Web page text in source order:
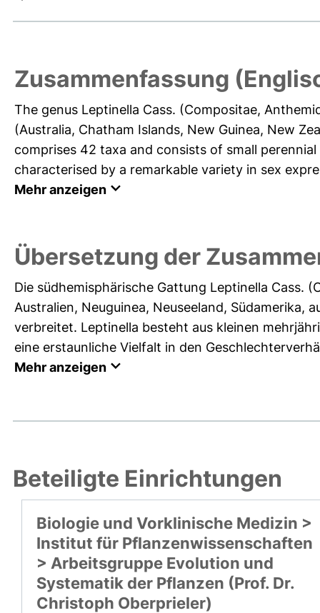
Zusammenfassung
The genus Leptinella Cass. (Compositae,
(Australia, Chatham Islands, New Guinea, New
comprises 42 taxa and consists of small
characterised by a remarkable variety in sex
Mehr anzeigen
Übersetzung der
Die südhemisphärische Gattung Leptinella Cass.
Australien, Neuguinea, Neuseeland, Südamerika,
verbreitet. Leptinella besteht aus kleinen
eine erstaunliche Vielfalt in den
Mehr anzeigen
Beteiligte Einrichtungen
Biologie und Vorklinische Medizin >
Institut für Pflanzenwissenschaften
> Arbeitsgruppe Evolution und
Systematik der Pflanzen (Prof. Dr.
Christoph Oberprieler)